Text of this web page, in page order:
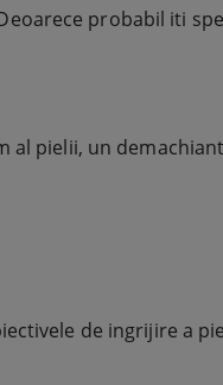
probabil iti
al pielii, un
de ingrijire a